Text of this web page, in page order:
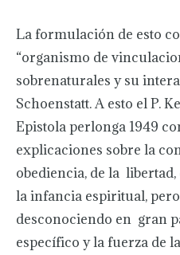
La formulación de esto
“organismo de
sobrenaturales y su
Schoenstatt. A esto el P.
Epistola perlonga 1949
explicaciones sobre la
obediencia, de la
la infancia espiritual,
desconociendo en gran
específico y la fuerza de